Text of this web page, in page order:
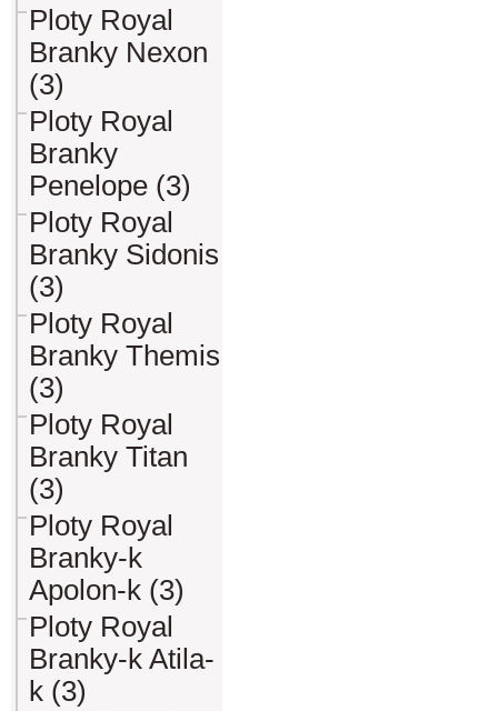
Ploty Royal
Branky Nexon
(3)
Ploty Royal
Branky
Penelope (3)
Ploty Royal
Branky Sidonis
(3)
Ploty Royal
Branky Themis
(3)
Ploty Royal
Branky Titan
(3)
Ploty Royal
Branky-k
Apolon-k (3)
Ploty Royal
Branky-k Atila-
k (3)